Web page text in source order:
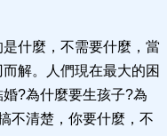
什麼，不需要什麼，當
解。人們現在最大的困
?為什麼要生孩子?為
不清楚，你要什麼，不